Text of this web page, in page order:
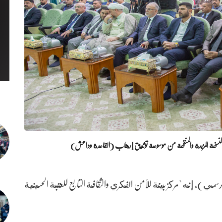
المزيدة والمنقحة من موسوعة توثيق إرهاب (القاعدة وداعش)
إنه "مركز بينة للأمن الفكري والثقافة التابع للعتبة الحسينية